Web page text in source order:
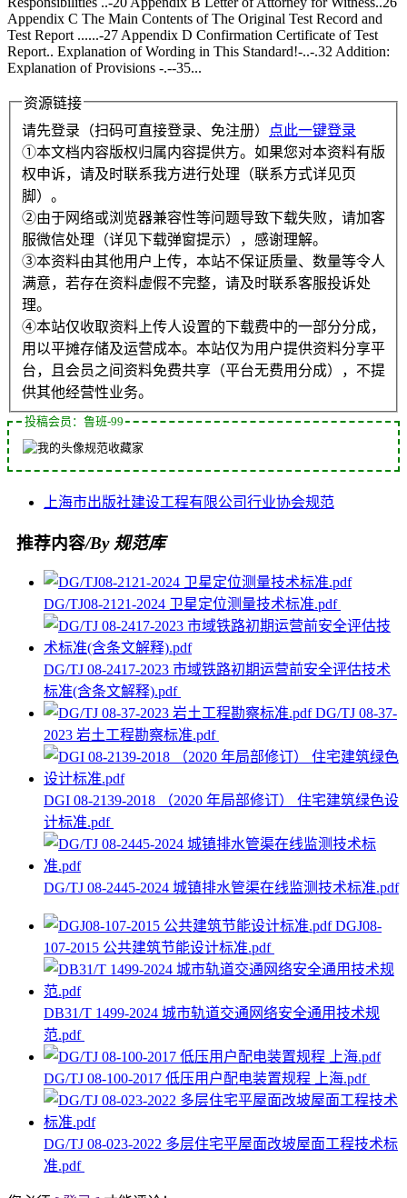
Appendix C The Main Contents of The Original Test Record and
Test Report ......-27 Appendix D Confirmation Certificate of Test
Report.. Explanation of Wording in This Standard!-..-.32 Addition:
Explanation of Provisions -.--35...
资源链接
请先登录（扫码可直接登录、免注册）
点此一键登录
①本文档内容版权归属内容提供方。如果您对本资料有版
权申诉，请及时联系我方进行处理（联系方式详见页
脚）。
②由于网络或浏览器兼容性等问题导致下载失败，请加客
服微信处理（详见下载弹窗提示），感谢理解。
③本资料由其他用户上传，本站不保证质量、数量等令人
满意，若存在资料虚假不完整，请及时联系客服投诉处
理。
④本站仅收取资料上传人设置的下载费中的一部分分成，
用以平摊存储及运营成本。本站仅为用户提供资料分享平
台，且会员之间资料免费共享（平台无费用分成），不提
供其他经营性业务。
投稿会员：鲁班-99
规范收藏家
上海市出版社建设工程有限公司行业协会规范
推荐内容/By 规范库
DG/TJ08-2121-2024 卫星定位测量技术标准.pdf
DG/TJ 08-2417-2023 市域铁路初期运营前安全评估技术
标准(含条文解释).pdf
DG/TJ 08-37-
2023 岩土工程勘察标准.pdf
DGI 08-2139-2018 （2020 年局部修订） 住宅建筑绿色设
计标准.pdf
DG/TJ 08-2445-2024 城镇排水管渠在线监测技术标准.pdf
DGJ08-
107-2015 公共建筑节能设计标准.pdf
DB31/T 1499-2024 城市轨道交通网络安全通用技术规
范.pdf
DG/TJ 08-100-2017 低压用户配电装置规程 上海.pdf
DG/TJ 08-023-2022 多层住宅平屋面改坡屋面工程技术标
准.pdf